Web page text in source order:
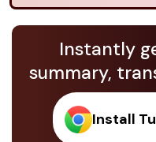
Instantly
summary,
Install